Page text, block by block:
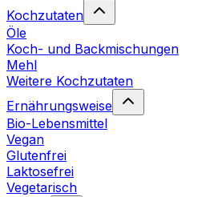
Kochzutaten
Öle
Koch- und Backmischungen
Mehl
Weitere Kochzutaten
Ernährungsweise
Bio-Lebensmittel
Vegan
Glutenfrei
Laktosefrei
Vegetarisch